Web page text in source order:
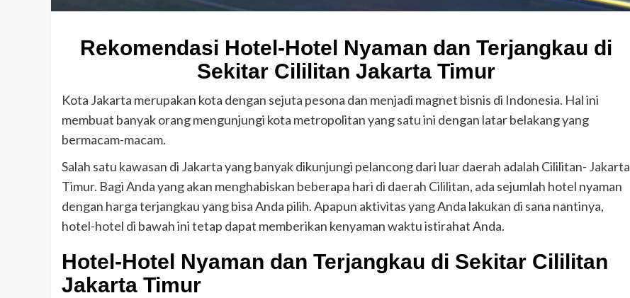
Rekomendasi Hotel-Hotel Nyaman dan Terjangkau di
Sekitar Cililitan Jakarta Timur
Kota Jakarta merupakan kota dengan sejuta pesona dan menjadi magnet bisnis di Indonesia. Hal ini
membuat banyak orang mengunjungi kota metropolitan yang satu ini dengan latar belakang yang
bermacam-macam.
Salah satu kawasan di Jakarta yang banyak dikunjungi pelancong dari luar daerah adalah Cililitan- Jakarta
Timur. Bagi Anda yang akan menghabiskan beberapa hari di daerah Cililitan, ada sejumlah hotel nyaman
dengan harga terjangkau yang bisa Anda pilih. Apapun aktivitas yang Anda lakukan di sana nantinya,
hotel-hotel di bawah ini tetap dapat memberikan kenyaman waktu istirahat Anda.
Hotel-Hotel Nyaman dan Terjangkau di Sekitar Cililitan
Jakarta Timur